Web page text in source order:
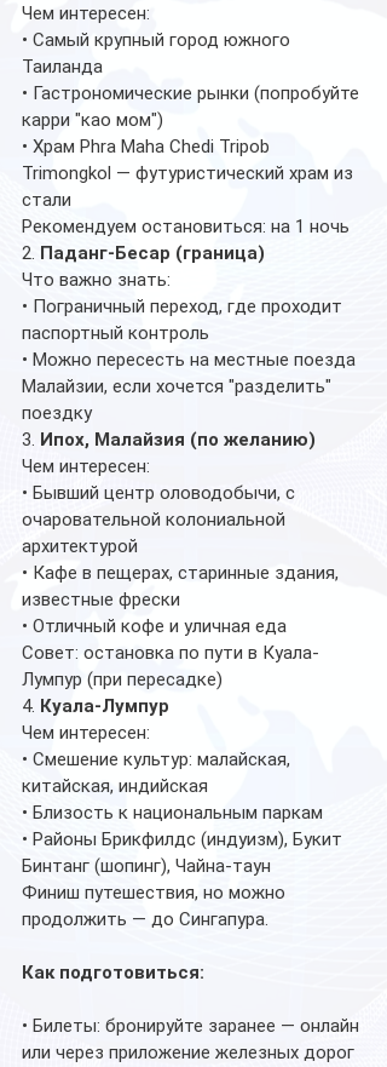
Чем интересен:
• Самый крупный город южного
Таиланда
• Гастрономические рынки (попробуйте
карри "као мом")
• Храм Phra Maha Chedi Tripob
Trimongkol — футуристический храм из
стали
Рекомендуем остановиться: на 1 ночь
2. Паданг-Бесар (граница)
Что важно знать:
• Пограничный переход, где проходит
паспортный контроль
• Можно пересесть на местные поезда
Малайзии, если хочется "разделить"
поездку
3. Ипох, Малайзия (по желанию)
Чем интересен:
• Бывший центр оловодобычи, с
очаровательной колониальной
архитектурой
• Кафе в пещерах, старинные здания,
известные фрески
• Отличный кофе и уличная еда
Совет: остановка по пути в Куала-
Лумпур (при пересадке)
4. Куала-Лумпур
Чем интересен:
• Смешение культур: малайская,
китайская, индийская
• Близость к национальным паркам
• Районы Брикфилдс (индуизм), Букит
Бинтанг (шопинг), Чайна-таун
Финиш путешествия, но можно
продолжить — до Сингапура.
Как подготовиться:
• Билеты: бронируйте заранее — онлайн
или через приложение железных дорог